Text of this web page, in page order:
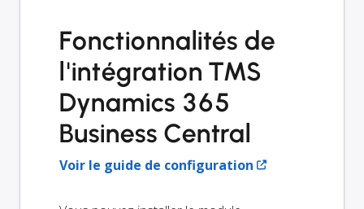
Fonctionnalités de
l'intégration TMS
Dynamics 365
Business Central
Voir le guide de configuration